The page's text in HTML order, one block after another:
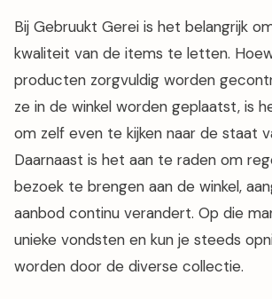
Bij Gebruukt Gerei is het belangrijk
kwaliteit van de items te letten.
producten zorgvuldig worden
ze in de winkel worden geplaatst, is
om zelf even te kijken naar de staat
Daarnaast is het aan te raden om
bezoek te brengen aan de winkel,
aanbod continu verandert. Op die
unieke vondsten en kun je steeds
worden door de diverse collectie.